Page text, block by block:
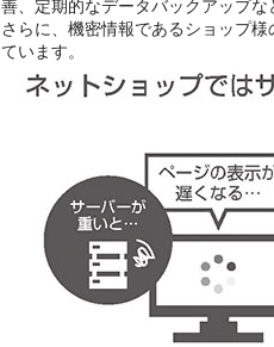
善、定期的なデータバックアップな
さらに、機密情報であるショップ
ています。